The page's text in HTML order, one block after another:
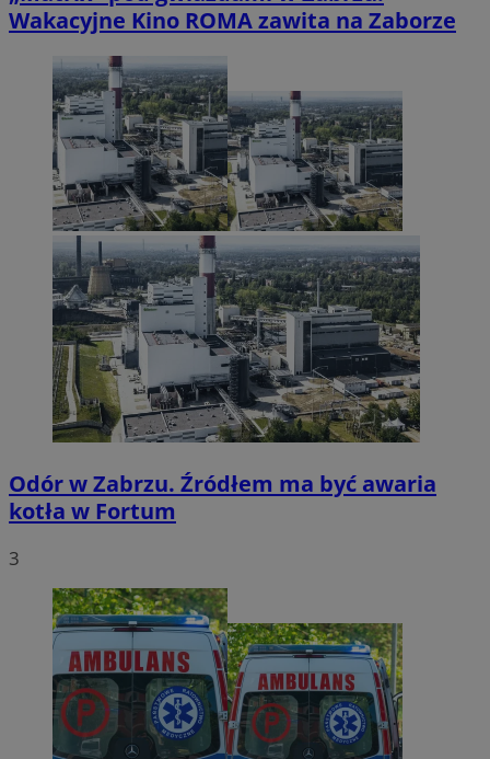
Wakacyjne Kino ROMA zawita na Zaborze
Odór w Zabrzu. Źródłem ma być awaria
kotła w Fortum
3